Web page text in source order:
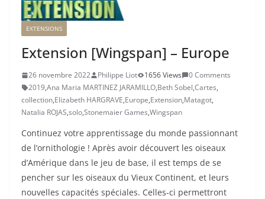
EXTENSIONS
Extension [Wingspan] – Europe
26 novembre 2022 Philippe Liot 1656 Views
0 Comments
2019,Ana Maria MARTINEZ JARAMILLO,Beth Sobel,Cartes,
collection,Elizabeth HARGRAVE,Europe,Extension,Matagot,
Natalia ROJAS,solo,Stonemaier Games,Wingspan
Continuez votre apprentissage du monde passionnant
de l’ornithologie ! Après avoir découvert les oiseaux
d’Amérique dans le jeu de base, il est temps de se
pencher sur les oiseaux du Vieux Continent, et leurs
nouvelles capacités spéciales. Celles-ci permettront